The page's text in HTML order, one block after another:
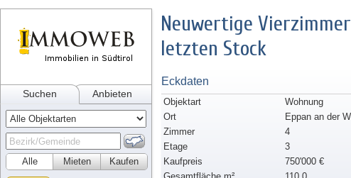
Suchen Anbieten
Alle Kaufen
Mieten
Neuwertige
letzten Stock
Eckdaten
Objektart
Wohnung
Ort
Eppan an der
Zimmer
4
Etage
3
Kaufpreis
750'000 €